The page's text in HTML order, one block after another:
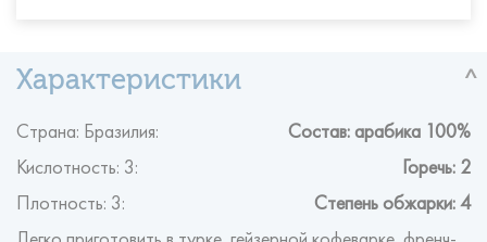
Страна: Бразилия: Состав: арабика 100%
Кислотность: 3: Горечь: 2
Плотность: 3: Степень обжарки: 4
Легко приготовить в турке, гейзерной кофеварке, френч-